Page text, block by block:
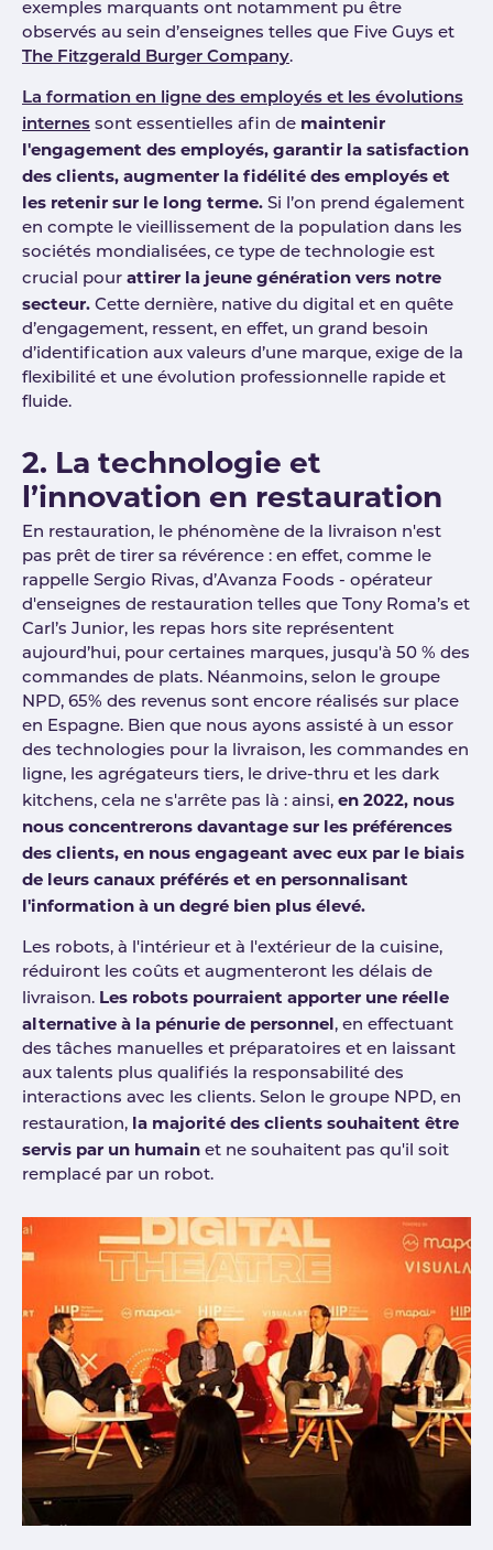
exemples marquants ont notamment pu être
observés au sein d’enseignes telles que Five Guys et
The Fitzgerald Burger Company.
La formation en ligne des employés et les évolutions
internes sont essentielles afin de maintenir
l'engagement des employés, garantir la satisfaction
des clients, augmenter la fidélité des employés et
les retenir sur le long terme. Si l’on prend également
en compte le vieillissement de la population dans les
sociétés mondialisées, ce type de technologie est
crucial pour attirer la jeune génération vers notre
secteur. Cette dernière, native du digital et en quête
d’engagement, ressent, en effet, un grand besoin
d’identification aux valeurs d’une marque, exige de la
flexibilité et une évolution professionnelle rapide et
fluide.
2. La technologie et
l’innovation en restauration
En restauration, le phénomène de la livraison n'est
pas prêt de tirer sa révérence : en effet, comme le
rappelle Sergio Rivas, d’Avanza Foods - opérateur
d'enseignes de restauration telles que Tony Roma’s et
Carl’s Junior, les repas hors site représentent
aujourd’hui, pour certaines marques, jusqu'à 50 % des
commandes de plats. Néanmoins, selon le groupe
NPD, 65% des revenus sont encore réalisés sur place
en Espagne. Bien que nous ayons assisté à un essor
des technologies pour la livraison, les commandes en
ligne, les agrégateurs tiers, le drive-thru et les dark
kitchens, cela ne s'arrête pas là : ainsi, en 2022, nous
nous concentrerons davantage sur les préférences
des clients, en nous engageant avec eux par le biais
de leurs canaux préférés et en personnalisant
l'information à un degré bien plus élevé.
Les robots, à l'intérieur et à l'extérieur de la cuisine,
réduiront les coûts et augmenteront les délais de
livraison. Les robots pourraient apporter une réelle
alternative à la pénurie de personnel, en effectuant
des tâches manuelles et préparatoires et en laissant
aux talents plus qualifiés la responsabilité des
interactions avec les clients. Selon le groupe NPD, en
restauration, la majorité des clients souhaitent être
servis par un humain et ne souhaitent pas qu'il soit
remplacé par un robot.